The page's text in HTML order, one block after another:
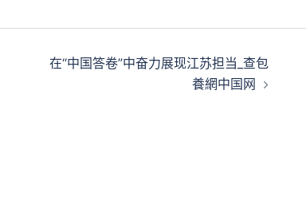
在“中国答卷”中奋力展现江苏担当_查包
養網中国网